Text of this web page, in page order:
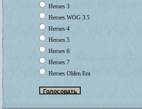
Heroes 3
Heroes WOG 3.5
Heroes 4
Heroes 5
Heroes 6
Heroes 7
Heroes Olden Era